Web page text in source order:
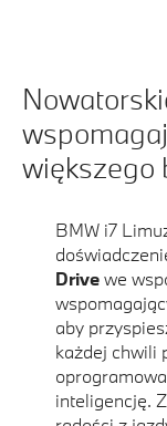
większego
BMW i7
Drivewe
aby
każdej chwili
inteligencję.